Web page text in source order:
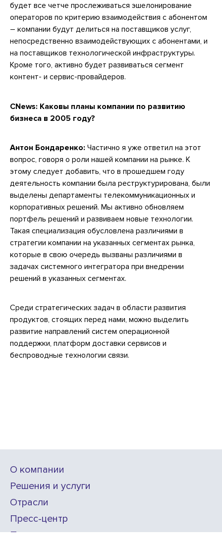
будет все четче прослеживаться эшелонирование
операторов по критерию взаимодействия с абонентом
– компании будут делиться на поставщиков услуг,
непосредственно взаимодействующих с абонентами, и
на поставщиков технологической инфраструктуры.
Кроме того, активно будет развиваться сегмент
контент- и сервис-провайдеров.
CNews: Каковы планы компании по развитию
бизнеса в 2005 году?
Антон Бондаренко: Частично я уже ответил на этот
вопрос, говоря о роли нашей компании на рынке. К
этому следует добавить, что в прошедшем году
деятельность компании была реструктурирована, были
выделены департаменты телекоммуникационных и
корпоративных решений. Мы активно обновляем
портфель решений и развиваем новые технологии.
Такая специализация обусловлена различиями в
стратегии компании на указанных сегментах рынка,
которые в свою очередь вызваны различиями в
задачах системного интегратора при внедрении
решений в указанных сегментах.
Среди стратегических задач в области развития
продуктов, стоящих перед нами, можно выделить
развитие направлений систем операционной
поддержки, платформ доставки сервисов и
беспроводные технологии связи.
О компании
Решения и услуги
Отрасли
Пресс-центр
Проекты